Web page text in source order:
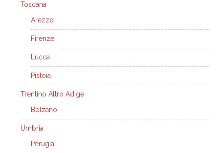
Toscana
Arezzo
Firenze
Lucca
Pistoia
Trentino Altro Adige
Bolzano
Umbria
Perugia